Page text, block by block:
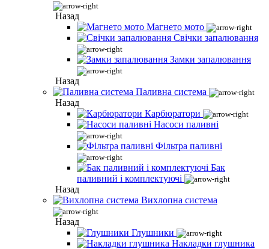
Назад
Магнето мото
Свічки запалювання
Замки запалювання
Назад
Паливна система
Назад
Карбюратори
Насоси паливні
Фільтра паливні
Бак
паливний і комплектуючі
Назад
Вихлопна система
Назад
Глушники
Накладки глушника